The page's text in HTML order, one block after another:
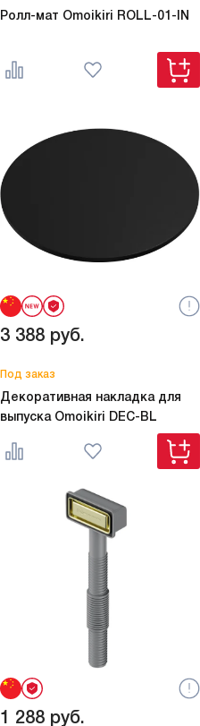
Ролл-мат Omoikiri ROLL-01-IN
3 388 руб.
Под заказ
Декоративная накладка для
выпуска Omoikiri DEC-BL
1 288 руб.